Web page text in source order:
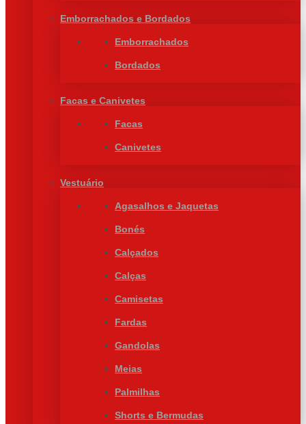
Emborrachados e Bordados
Emborrachados
Bordados
Facas e Canivetes
Facas
Canivetes
Vestuário
Agasalhos e Jaquetas
Bonés
Calçados
Calças
Camisetas
Fardas
Gandolas
Meias
Palmilhas
Shorts e Bermudas